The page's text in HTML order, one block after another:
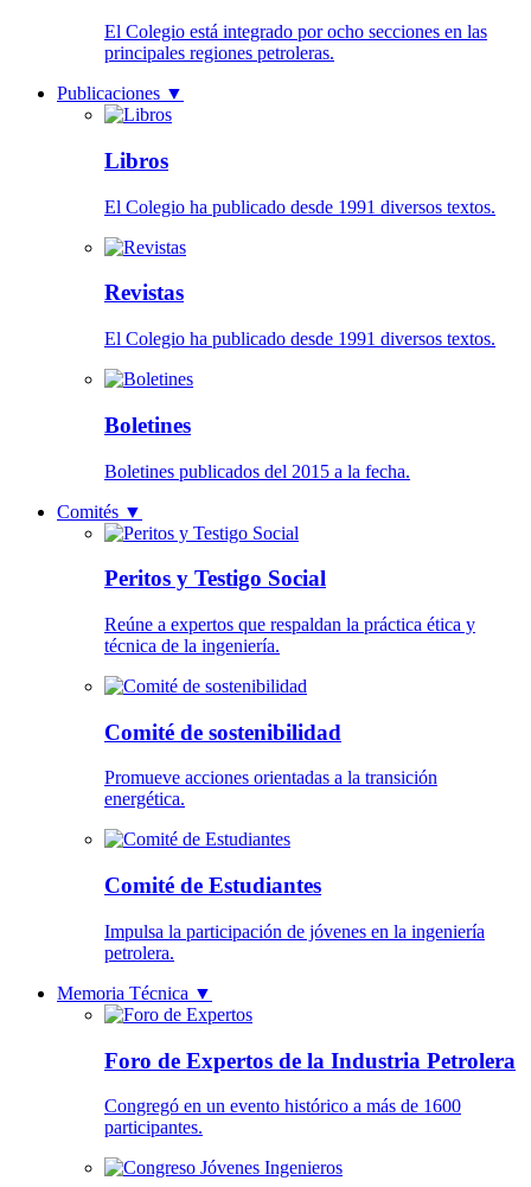
El Colegio está integrado por ocho secciones en las
principales regiones petroleras.
Publicaciones ▼
Libros
El Colegio ha publicado desde 1991 diversos textos.
Revistas
El Colegio ha publicado desde 1991 diversos textos.
Boletines
Boletines publicados del 2015 a la fecha.
Comités ▼
Peritos y Testigo Social
Reúne a expertos que respaldan la práctica ética y
técnica de la ingeniería.
Comité de sostenibilidad
Promueve acciones orientadas a la transición
energética.
Comité de Estudiantes
Impulsa la participación de jóvenes en la ingeniería
petrolera.
Memoria Técnica ▼
Foro de Expertos de la Industria Petrolera
Congregó en un evento histórico a más de 1600
participantes.